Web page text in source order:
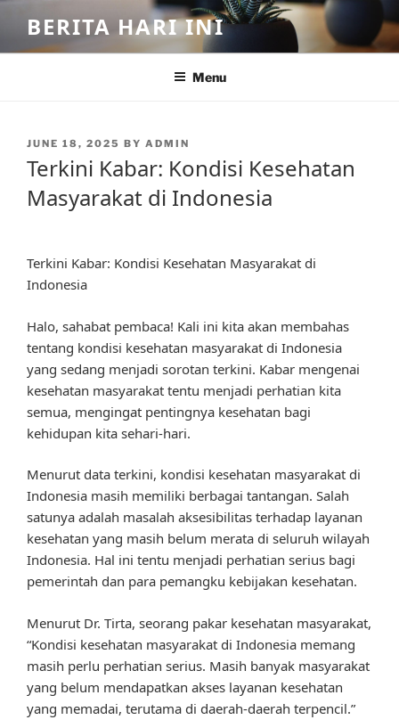
content
BERITA HARI INI
Menu
POSTED
JUNE 18, 2025 BY ADMIN
Terkini Kabar: Kondisi Kesehatan
Masyarakat di Indonesia
Terkini Kabar: Kondisi Kesehatan Masyarakat di
Indonesia
Halo, sahabat pembaca! Kali ini kita akan membahas
tentang kondisi kesehatan masyarakat di Indonesia
yang sedang menjadi sorotan terkini. Kabar mengenai
kesehatan masyarakat tentu menjadi perhatian kita
semua, mengingat pentingnya kesehatan bagi
kehidupan kita sehari-hari.
Menurut data terkini, kondisi kesehatan masyarakat di
Indonesia masih memiliki berbagai tantangan. Salah
satunya adalah masalah aksesibilitas terhadap layanan
kesehatan yang masih belum merata di seluruh wilayah
Indonesia. Hal ini tentu menjadi perhatian serius bagi
pemerintah dan para pemangku kebijakan kesehatan.
Menurut Dr. Tirta, seorang pakar kesehatan masyarakat,
“Kondisi kesehatan masyarakat di Indonesia memang
masih perlu perhatian serius. Masih banyak masyarakat
yang belum mendapatkan akses layanan kesehatan
yang memadai, terutama di daerah-daerah terpencil.”